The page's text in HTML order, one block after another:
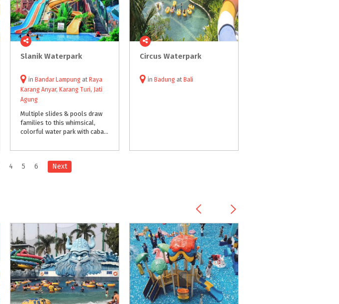
Slanik Waterpark
in Bandar Lampung at Raya
Karang Anyar, Karang Turi,
Jati
Agung
Multiple slides & pools draw
families to this whimsical,
colorful water park with cabanas for rent.
Circus Waterpark
in Badung at Bali
4 5 6 Next